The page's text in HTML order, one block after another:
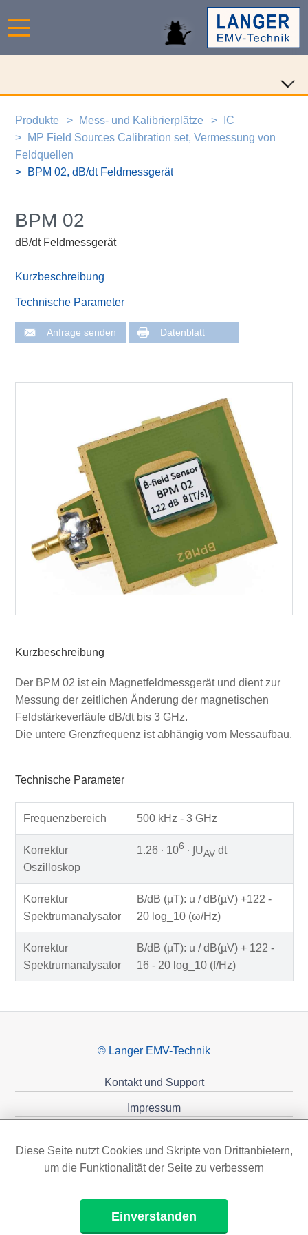
Produkte Mess- und Kalibrierplätze
IC
MP Field Sources Calibration set, Vermessung von
Feldquellen
BPM 02, dB/dt Feldmessgerät
BPM 02
dB/dt Feldmessgerät
Kurzbeschreibung
Technische Parameter
Anfrage senden Datenblatt
Kurzbeschreibung
Der BPM 02 ist ein Magnetfeldmessgerät und dient zur
Messung der zeitlichen Änderung der magnetischen
Feldstärkeverläufe dB/dt bis 3 GHz.
Die untere Grenzfrequenz ist abhängig vom Messaufbau.
Technische Parameter
Frequenzbereich 500 kHz - 3 GHz
Korrektur
Oszilloskop
1.26 ∙ 106 ∙ ∫UAVdt
Korrektur
Spektrumanalysator
B/dB (µT): u / dB(µV) +122 -
20 log_10 (ω/Hz)
Korrektur
Spektrumanalysator
B/dB (µT): u / dB(µV) + 122 -
16 - 20 log_10 (f/Hz)
© Langer EMV-Technik
Kontakt und Support
Impressum
Diese Seite nutzt Cookies und Skripte von Drittanbietern,
um die Funktionalität der Seite zu verbessern
Einverstanden